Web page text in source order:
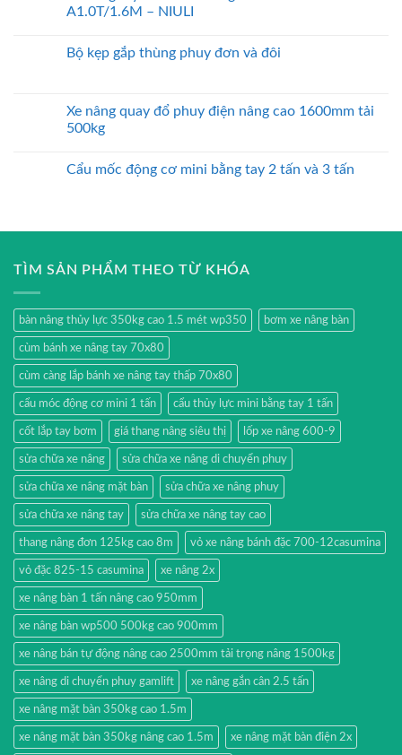
A1.0T/1.6M – NIULI
Bộ kẹp gắp thùng phuy đơn và đôi
Xe nâng quay đổ phuy điện nâng cao 1600mm tải
500kg
Cẩu mốc động cơ mini bằng tay 2 tấn và 3 tấn
TÌM SẢN PHẨM THEO TỪ KHÓA
bàn nâng thủy lực 350kg cao 1.5 mét wp350 bơm xe nâng bàn
cùm bánh xe nâng tay 70x80
cùm càng lắp bánh xe nâng tay thấp 70x80
cẩu móc động cơ mini 1 tấn cẩu thủy lực mini bằng tay 1 tấn
cốt lắp tay bơm giá thang nâng siêu thị lốp xe nâng 600-9
sửa chữa xe nâng sửa chữa xe nâng di chuyển phuy
sửa chữa xe nâng mặt bàn sửa chữa xe nâng phuy
sửa chữa xe nâng tay sửa chữa xe nâng tay cao
thang nâng đơn 125kg cao 8m vỏ xe nâng bánh đặc 700-12casumina
vỏ đặc 825-15 casumina xe nâng 2x
xe nâng bàn 1 tấn nâng cao 950mm
xe nâng bàn wp500 500kg cao 900mm
xe nâng bán tự động nâng cao 2500mm tải trọng nâng 1500kg
xe nâng di chuyển phuy gamlift xe nâng gắn cân 2.5 tấn
xe nâng mặt bàn 350kg cao 1.5m
xe nâng mặt bàn 350kg nâng cao 1.5m xe nâng mặt bàn điện 2x